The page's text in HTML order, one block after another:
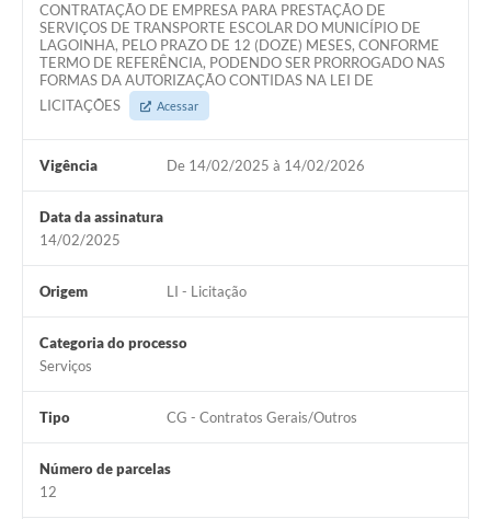
Legislação
Editais
Serviços Online
Transparência
Jornal
SIC
Diário Oficial
CONTRATAÇÃO DE EMPRESA PARA PRESTAÇÃO DE
SERVIÇOS DE TRANSPORTE ESCOLAR DO MUNICÍPIO DE
LAGOINHA, PELO PRAZO DE 12 (DOZE) MESES, CONFORME
TERMO DE REFERÊNCIA, PODENDO SER PRORROGADO NAS
FORMAS DA AUTORIZAÇÃO CONTIDAS NA LEI DE
LICITAÇÕES
Acessar
Vigência De 14/02/2025 à 14/02/2026
Data da assinatura
14/02/2025
Origem LI - Licitação
Categoria do processo
Serviços
Tipo CG - Contratos Gerais/Outros
Número de parcelas
12